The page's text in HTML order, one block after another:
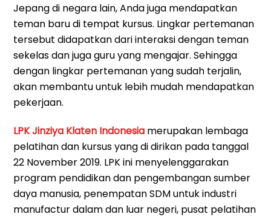
Jepang di negara lain, Anda juga mendapatkan
teman baru di tempat kursus. Lingkar pertemanan
tersebut didapatkan dari interaksi dengan teman
sekelas dan juga guru yang mengajar. Sehingga
dengan lingkar pertemanan yang sudah terjalin,
akan membantu untuk lebih mudah mendapatkan
pekerjaan.
LPK Jinziya Klaten Indonesia merupakan lembaga
pelatihan dan kursus yang di dirikan pada tanggal
22 November 2019. LPK ini menyelenggarakan
program pendidikan dan pengembangan sumber
daya manusia, penempatan SDM untuk industri
manufactur dalam dan luar negeri, pusat pelatihan